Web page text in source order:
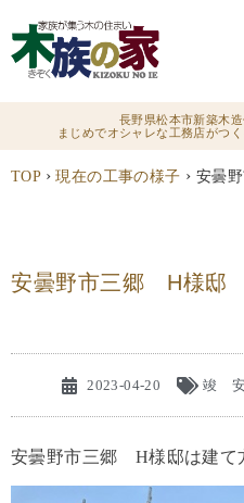
長野県松本市新築木
まじめでオシャレな工務店がつ
TOP › 現在の工事の様子 › 安曇
安曇野市三郷 H様邸
2023-04-20 竣 安
安曇野市三郷 H様邸は建て